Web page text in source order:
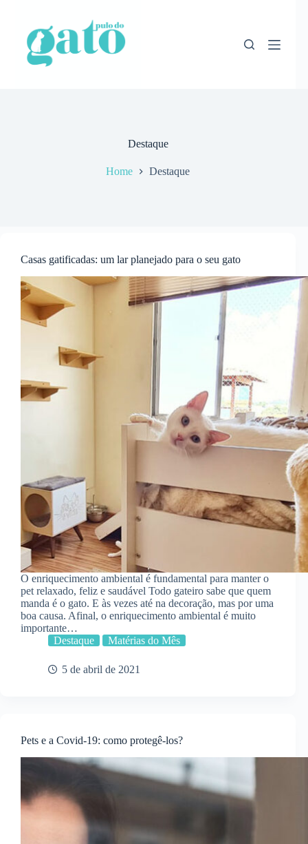
conteúdo
Destaque
Home Destaque
Casas gatificadas: um lar planejado para o seu gato
O enriquecimento ambiental é fundamental para manter o
pet relaxado, feliz e saudável Todo gateiro sabe que quem
manda é o gato. E às vezes até na decoração, mas por uma
boa causa. Afinal, o enriquecimento ambiental é muito
importante…
Destaque
Matérias do Mês
5 de abril de 2021
Pets e a Covid-19: como protegê-los?